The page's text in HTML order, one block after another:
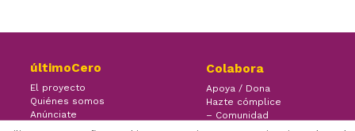
últimoCero
El proyecto
Quiénes somos
Anúnciate
Colabora
Apoya / Dona
Hazte cómplice
– Comunidad